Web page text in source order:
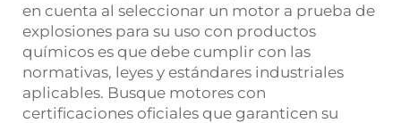
en cuenta al seleccionar un motor a prueba de
explosiones para su uso con productos
químicos es que debe cumplir con las
normativas, leyes y estándares industriales
aplicables. Busque motores con
certificaciones oficiales que garanticen su